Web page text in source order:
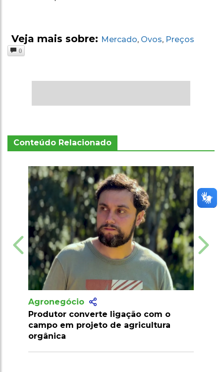
Veja mais sobre: Mercado, Ovos, Preços
0
Conteúdo Relacionado
converte ligação com o
em projeto de agricultura
Marrocos
importação de